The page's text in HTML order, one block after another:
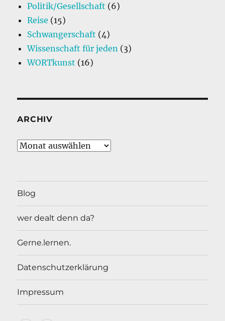
Politik/Gesellschaft (6)
Reise (15)
Schwangerschaft (4)
Wissenschaft für jeden (3)
WORTkunst (16)
ARCHIV
Archiv
Blog
wer dealt denn da?
Gerne.lernen.
Datenschutzerklärung
Impressum